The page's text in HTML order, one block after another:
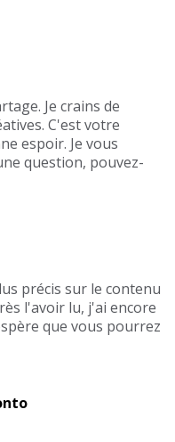
Je crains de
C'est votre
espoir. Je vous
question, pouvez-
précis sur le contenu
l'avoir lu, j'ai encore
que vous pourrez